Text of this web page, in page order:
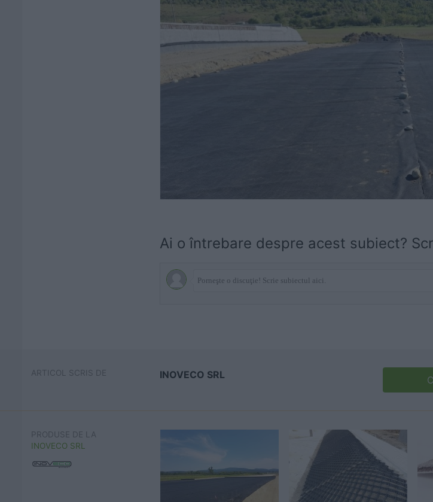
Ai o întrebare despre acest subiect?
ARTICOL SCRIS DE INOVECO SRL
PRODUSE DE LA
INOVECO SRL